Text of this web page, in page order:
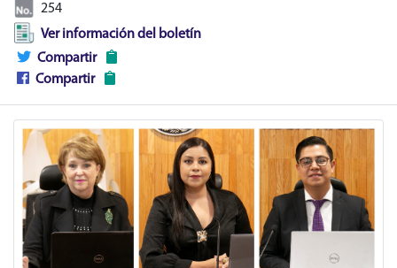
254
Ver información del boletín
Compartir
Compartir